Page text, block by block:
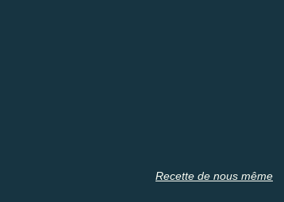
Recette de nous même